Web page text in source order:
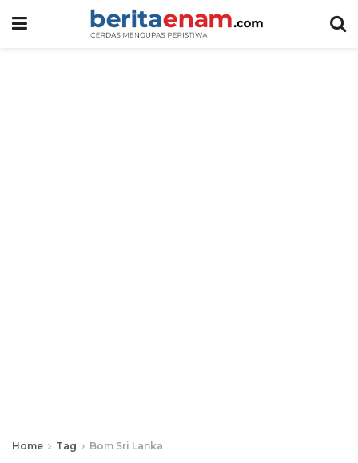
Home Tag Bom Sri Lanka